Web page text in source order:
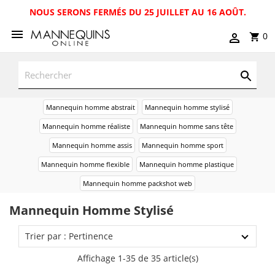
NOUS SERONS FERMÉS DU 25 JUILLET AU 16 AOÛT.
0
Mannequin homme abstrait Mannequin homme stylisé
Mannequin homme réaliste Mannequin homme sans tête
Mannequin homme assis Mannequin homme sport
Mannequin homme flexible Mannequin homme plastique
Mannequin homme packshot web
Mannequin Homme Stylisé
Trier par : Pertinence
Affichage 1-35 de 35 article(s)